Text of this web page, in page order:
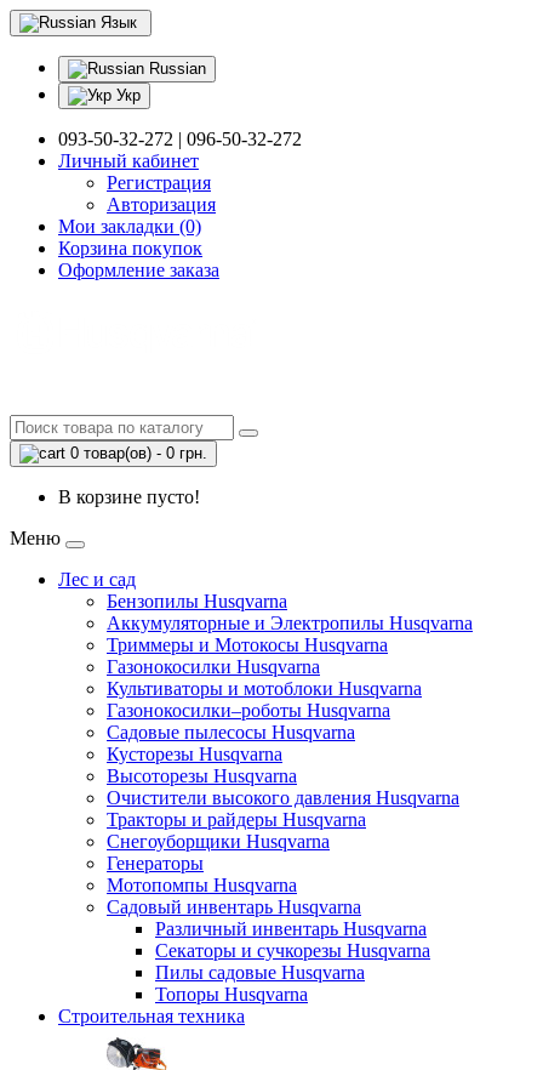
Язык
Russian
Укр
093-50-32-272 | 096-50-32-272
Личный кабинет
Регистрация
Авторизация
Мои закладки (0)
Корзина покупок
Оформление заказа
0 товар(ов) - 0 грн.
В корзине пусто!
Меню
Лес и сад
Бензопилы Husqvarna
Аккумуляторные и Электропилы Нusqvarna
Триммеры и Мотокосы Нusqvarna
Газонокосилки Husqvarna
Культиваторы и мотоблоки Husqvarna
Газонокосилки–роботы Husqvarna
Садовые пылесосы Husqvarna
Кусторезы Husqvarna
Высоторезы Husqvarna
Очистители высокого давления Husqvarna
Тракторы и райдеры Husqvarna
Снегоуборщики Husqvarna
Генераторы
Мотопомпы Husqvarna
Садовый инвентарь Husqvarna
Различный инвентарь Husqvarna
Секаторы и сучкорезы Husqvarna
Пилы садовые Husqvarna
Топоры Husqvarna
Строительная техника